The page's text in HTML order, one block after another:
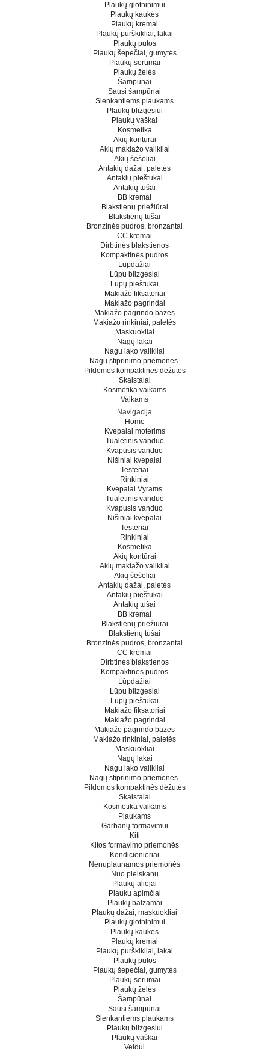
Plaukų glotninimui
Plaukų kaukės
Plaukų kremai
Plaukų purškikliai, lakai
Plaukų putos
Plaukų šepečiai, gumytės
Plaukų serumai
Plaukų želės
Šampūnai
Sausi šampūnai
Slenkantiems plaukams
Plaukų blizgesiui
Plaukų vaškai
Kosmetika
Akių kontūrai
Akių makiažo valikliai
Akių šešėliai
Antakių dažai, paletės
Antakių pieštukai
Antakių tušai
BB kremai
Blakstienų priežiūrai
Blakstienų tušai
Bronzinės pudros, bronzantai
CC kremai
Dirbtinės blakstienos
Kompaktinės pudros
Lūpdažiai
Lūpų blizgesiai
Lūpų pieštukai
Makiažo fiksatoriai
Makiažo pagrindai
Makiažo pagrindo bazės
Makiažo rinkiniai, paletės
Maskuokliai
Nagų lakai
Nagų lako valikliai
Nagų stiprinimo priemonės
Pildomos kompaktinės dėžutės
Skaistalai
Kosmetika vaikams
Vaikams
Navigacija
Home
Kvepalai moterims
Tualetinis vanduo
Kvapusis vanduo
Nišiniai kvepalai
Testeriai
Rinkiniai
Kvepalai Vyrams
Tualetinis vanduo
Kvapusis vanduo
Nišiniai kvepalai
Testeriai
Rinkiniai
Kosmetika
Akių kontūrai
Akių makiažo valikliai
Akių šešėliai
Antakių dažai, paletės
Antakių pieštukai
Antakių tušai
BB kremai
Blakstienų priežiūrai
Blakstienų tušai
Bronzinės pudros, bronzantai
CC kremai
Dirbtinės blakstienos
Kompaktinės pudros
Lūpdažiai
Lūpų blizgesiai
Lūpų pieštukai
Makiažo fiksatoriai
Makiažo pagrindai
Makiažo pagrindo bazės
Makiažo rinkiniai, paletės
Maskuokliai
Nagų lakai
Nagų lako valikliai
Nagų stiprinimo priemonės
Pildomos kompaktinės dėžutės
Skaistalai
Kosmetika vaikams
Plaukams
Garbanų formavimui
Kiti
Kitos formavimo priemonės
Kondicionieriai
Nenuplaunamos priemonės
Nuo pleiskanų
Plaukų aliejai
Plaukų apimčiai
Plaukų balzamai
Plaukų dažai, maskuokliai
Plaukų glotninimui
Plaukų kaukės
Plaukų kremai
Plaukų purškikliai, lakai
Plaukų putos
Plaukų šepečiai, gumytės
Plaukų serumai
Plaukų želės
Šampūnai
Sausi šampūnai
Slenkantiems plaukams
Plaukų blizgesiui
Plaukų vaškai
Veidui